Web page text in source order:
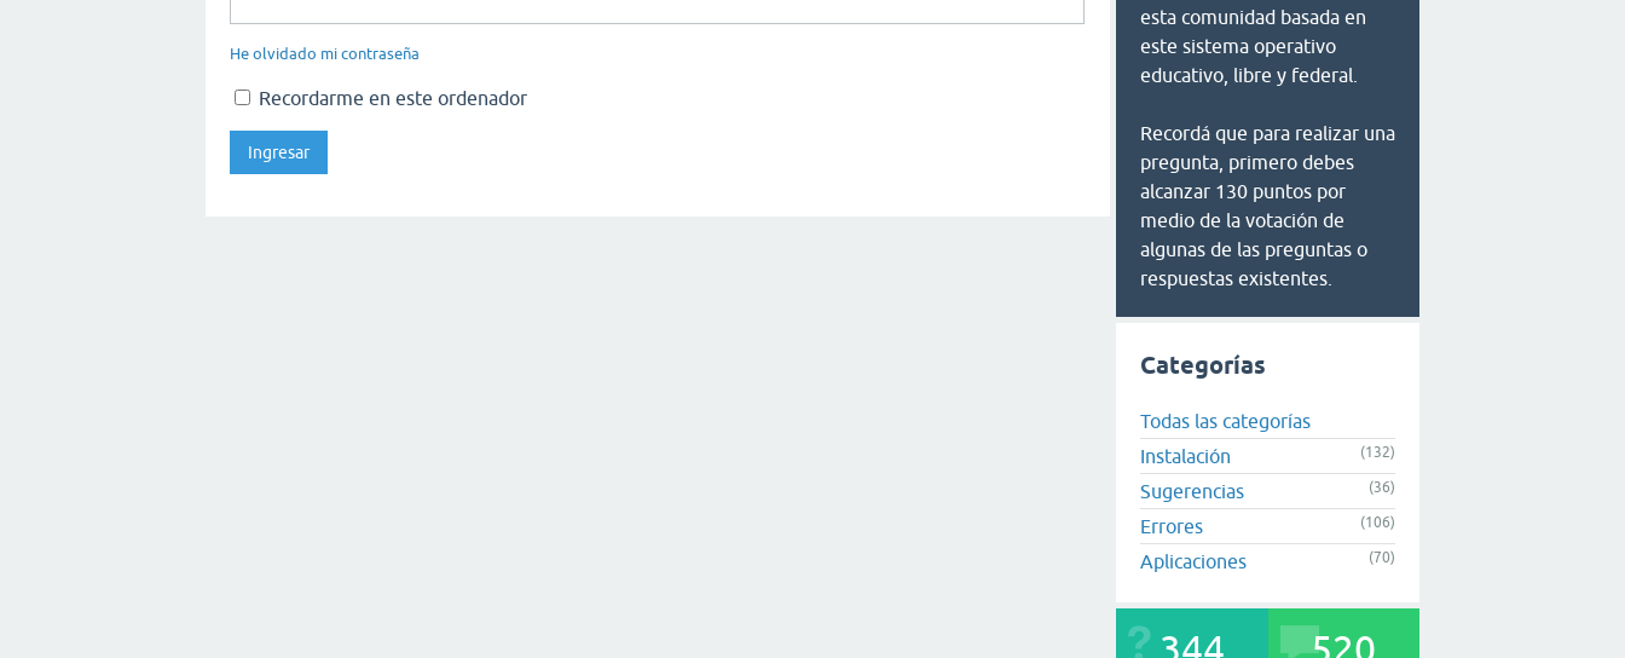
He olvidado mi contraseña
Recordarme en este ordenador
esta comunidad basada en
este sistema operativo
educativo, libre y federal.
Recordá que para realizar una
pregunta, primero debes
alcanzar 130 puntos por
medio de la votación de
algunas de las preguntas o
respuestas existentes.
Categorías
Todas las categorías
Instalación
(132)
Sugerencias (36)
Errores (106)
Aplicaciones (70)
344 520